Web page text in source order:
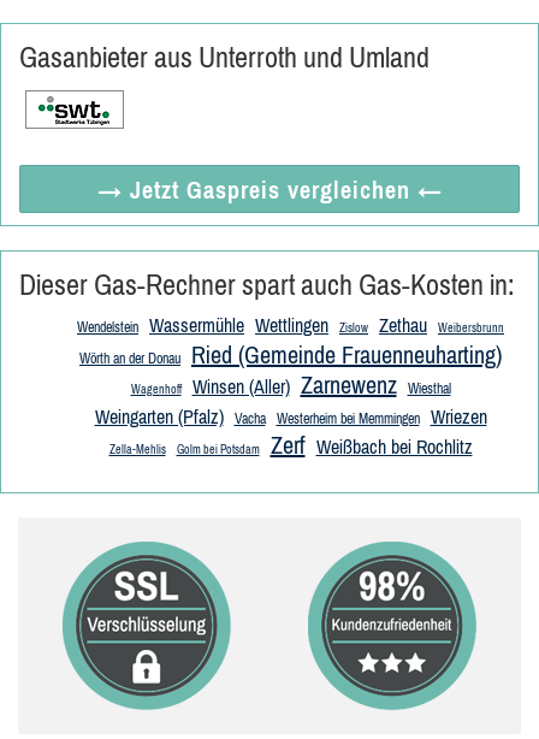
Gasanbieter aus Unterroth und Umland
→ Jetzt Gaspreis vergleichen ←
Dieser Gas-Rechner spart auch Gas-Kosten in:
Wendelstein Wassermühle Wettlingen Zislow Zethau Weibersbrunn
Wörth an der Donau Ried (Gemeinde Frauenneuharting)
Wagenhoff Winsen (Aller) Zarnewenz Wiesthal
Weingarten (Pfalz) Vacha Westerheim bei Memmingen Wriezen
Zella-Mehlis Golm bei Potsdam Zerf Weißbach bei Rochlitz